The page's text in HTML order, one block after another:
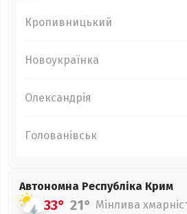
Кропивницький
Новоукраїнка
Олександрія
Голованівськ
Автономна Республіка Крим
33° 21° Мінлива